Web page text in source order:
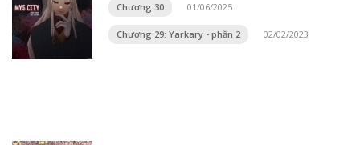
Chương 30 01/06/2025
Chương 29: Yarkary - phần 2 02/02/2023